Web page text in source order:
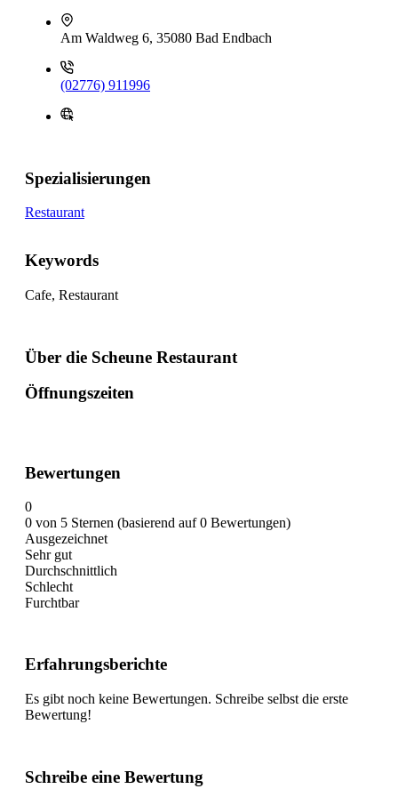
Am Waldweg 6, 35080 Bad Endbach
(02776) 911996
Spezialisierungen
Restaurant
Keywords
Cafe, Restaurant
Über die Scheune Restaurant
Öffnungszeiten
Bewertungen
0
0 von 5 Sternen (basierend auf 0 Bewertungen)
Ausgezeichnet
Sehr gut
Durchschnittlich
Schlecht
Furchtbar
Erfahrungsberichte
Es gibt noch keine Bewertungen. Schreibe selbst die erste
Bewertung!
Schreibe eine Bewertung